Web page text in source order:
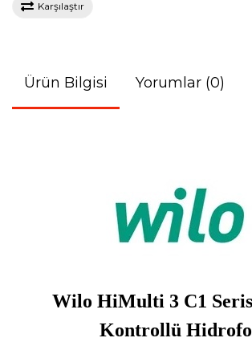
Karşılaştır
Ürün Bilgisi Yorumlar (0)
Wilo HiMulti 3 C1
Kontrollü